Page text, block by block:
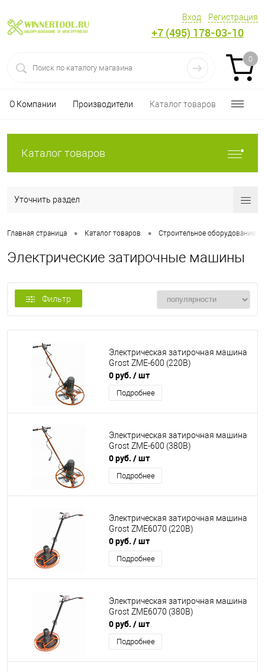
Вход Регистрация
+7 (495) 178-03-10
0
О Компании Производители Каталог товаров
Каталог товаров
Уточнить раздел
Главная страница • Каталог товаров • Строительное оборудование
Электрические затирочные машины
Фильтр
Электрическая затирочная машина
Grost ZME-600 (220В)
0 руб. / шт
Подробнее
Электрическая затирочная машина
Grost ZME-600 (380В)
0 руб. / шт
Подробнее
Электрическая затирочная машина
Grost ZME6070 (220В)
0 руб. / шт
Подробнее
Электрическая затирочная машина
Grost ZME6070 (380В)
0 руб. / шт
Подробнее